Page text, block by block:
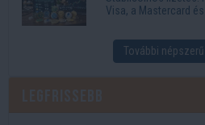
Visa, a Mastercard
További